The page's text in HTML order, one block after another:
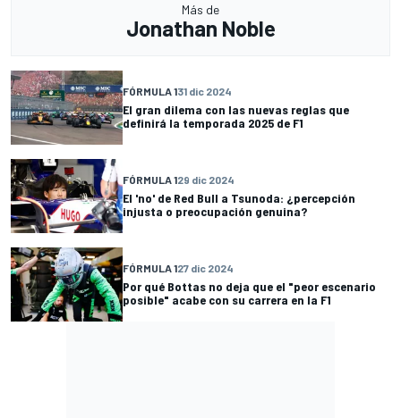
Más de
Jonathan Noble
FÓRMULA 131 dic 2024
El gran dilema con las nuevas reglas que
definirá la temporada 2025 de F1
FÓRMULA 129 dic 2024
El 'no' de Red Bull a Tsunoda: ¿percepción
injusta o preocupación genuina?
FÓRMULA 127 dic 2024
Por qué Bottas no deja que el "peor escenario
posible" acabe con su carrera en la F1